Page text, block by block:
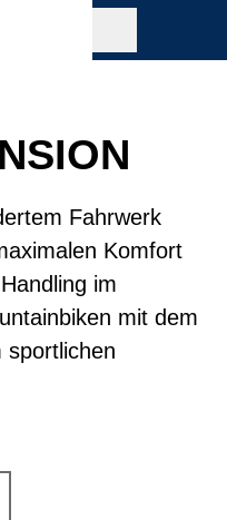
Fahrwerk
Komfort
im
mit dem
sportlichen